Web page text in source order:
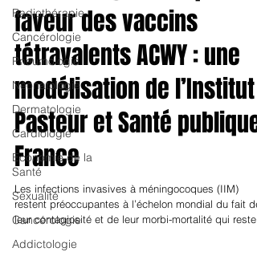
Radiothérapie
Cancérologie
Pneumologie
Néonatologie
Dermatologie
Cardiologie
Economie de la
Santé
Sexualité
Cancérologie
Addictologie
Vaccination
antiméningococcique en
faveur des vaccins
tétravalents ACWY : une
modélisation de l’Institut
Pasteur et Santé publique
France
Les infections invasives à méningocoques (IIM)